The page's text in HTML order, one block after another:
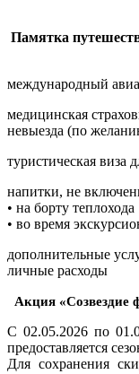
Памятка
международный
медицинская
невыезда (по
туристическая
напитки, не
• на борту теплохода
• во время
дополнительные
личные расходы
Акция «Созвездие
С 02.05.2026 по
предоставляется
Для сохранения